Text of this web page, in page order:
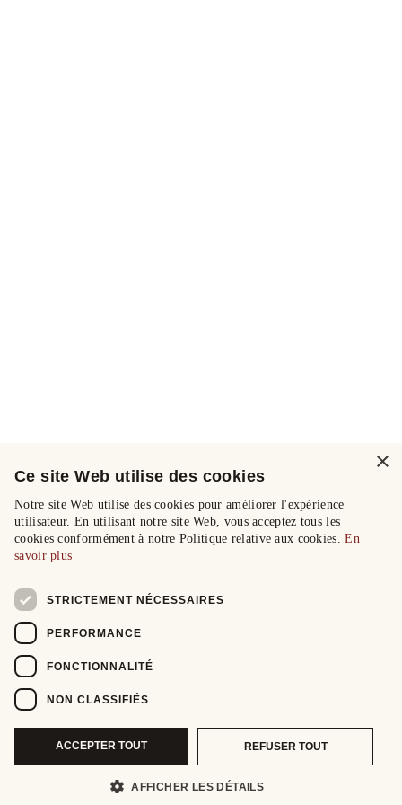
×
Ce site Web utilise des cookies
Notre site Web utilise des cookies pour améliorer l'expérience
utilisateur. En utilisant notre site Web, vous acceptez tous les
cookies conformément à notre Politique relative aux cookies.En
savoir plus
STRICTEMENT NÉCESSAIRES
PERFORMANCE
FONCTIONNALITÉ
NON CLASSIFIÉS
ACCEPTER TOUT REFUSER TOUT
AFFICHER LES DÉTAILS